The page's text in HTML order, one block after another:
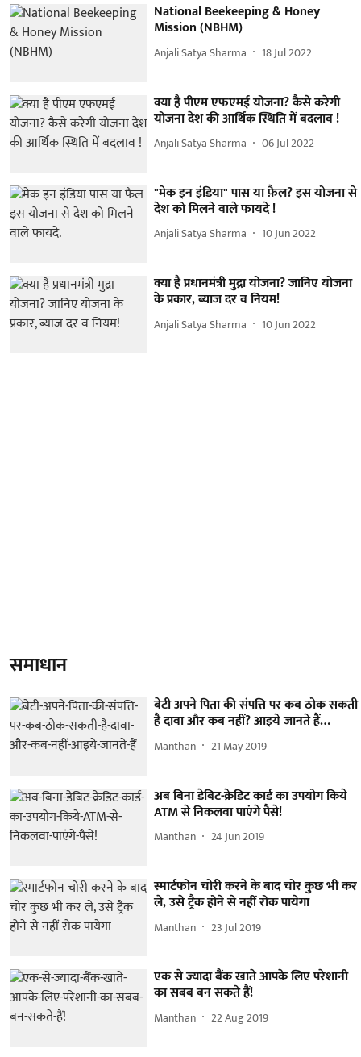
National Beekeeping & Honey
Mission (NBHM)
Anjali Satya Sharma 18 Jul 2022
क्या है पीएम एफएमई योजना? कैसे करेगी
योजना देश की आर्थिक स्थिति में बदलाव !
Anjali Satya Sharma 06 Jul 2022
"मेक इन इंडिया" पास या फ़ैल? इस योजना से
देश को मिलने वाले फायदे !
Anjali Satya Sharma 10 Jun 2022
क्या है प्रधानमंत्री मुद्रा योजना? जानिए योजना
के प्रकार, ब्याज दर व नियम!
Anjali Satya Sharma 10 Jun 2022
समाधान
बेटी अपने पिता की संपत्ति पर कब ठोक सकती
है दावा और कब नहीं? आइये जानते हैं…
Manthan 21 May 2019
अब बिना डेबिट-क्रेडिट कार्ड का उपयोग किये
ATM से निकलवा पाएंगे पैसे!
Manthan 24 Jun 2019
स्मार्टफोन चोरी करने के बाद चोर कुछ भी कर
ले, उसे ट्रैक होने से नहीं रोक पायेगा
Manthan 23 Jul 2019
एक से ज्यादा बैंक खाते आपके लिए परेशानी
का सबब बन सकते हैं!
Manthan 22 Aug 2019